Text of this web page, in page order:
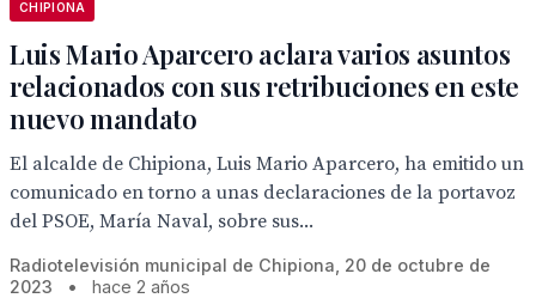
CHIPIONA
Luis Mario Aparcero aclara varios asuntos
relacionados con sus retribuciones en este
nuevo mandato
El alcalde de Chipiona, Luis Mario Aparcero, ha emitido un
comunicado en torno a unas declaraciones de la portavoz
del PSOE, María Naval, sobre sus...
Radiotelevisión municipal de Chipiona, 20 de octubre de
2023
• hace 2 años